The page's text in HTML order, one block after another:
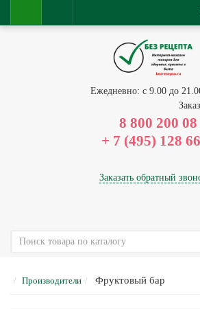
Ежедневно: с 9.00 до
8 800 200 08
Заказать обратный
Производители Фруктовый бар